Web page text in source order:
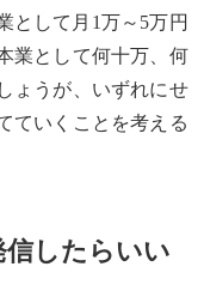
として月1万～5万円
業として何十万、何
ょうが、いずれにせ
ていくことを考える
したらいい